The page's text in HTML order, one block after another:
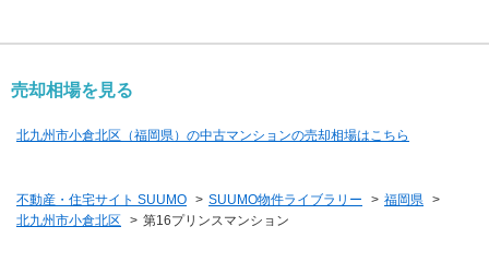
売却相場を見る
北九州市小倉北区（福岡県）の中古マンションの売却相場はこちら
不動産・住宅サイト SUUMO > SUUMO物件ライブラリー > 福岡県 >
北九州市小倉北区
> 第16プリンスマンション